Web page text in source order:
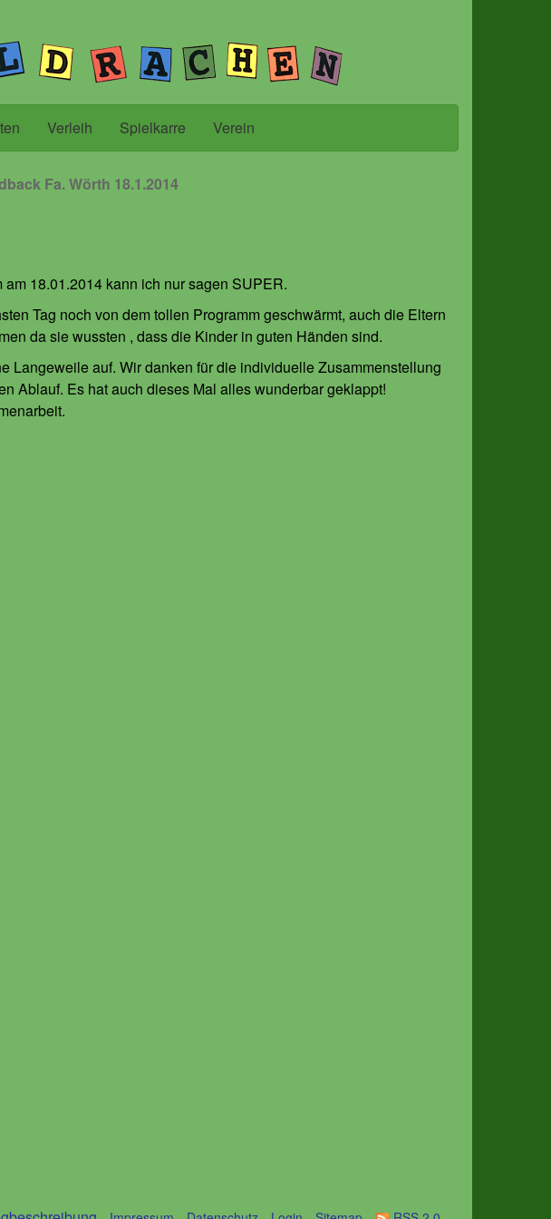
Verleih Spielkarre Verein
Fa. Wörth 18.1.2014
18.01.2014 kann ich nur sagen SUPER.
Tag noch von dem tollen Programm geschwärmt, auch die Eltern
da sie wussten , dass die Kinder in guten Händen sind.
Langeweile auf. Wir danken für die individuelle Zusammenstellung
Ablauf. Es hat auch dieses Mal alles wunderbar geklappt!